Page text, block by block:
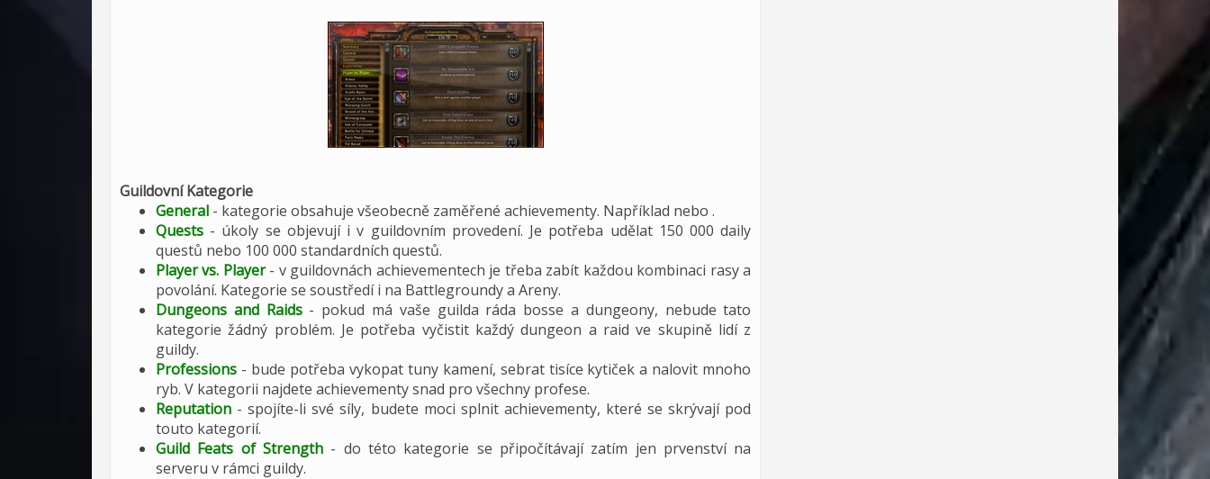
Guildovní Kategorie
General - kategorie obsahuje všeobecně zaměřené achievementy. Například nebo .
Quests - úkoly se objevují i v guildovním provedení. Je potřeba udělat 150 000 daily
questů nebo 100 000 standardních questů.
Player vs. Player- v guildovnách achievementech je třeba zabít každou kombinaci rasy a
povolání. Kategorie se soustředí i na Battlegroundy a Areny.
Dungeons and Raids- pokud má vaše guilda ráda bosse a dungeony, nebude tato
kategorie žádný problém. Je potřeba vyčistit každý dungeon a raid ve skupině lidí z
guildy.
Professions - bude potřeba vykopat tuny kamení, sebrat tisíce kytiček a nalovit mnoho
ryb. V kategorii najdete achievementy snad pro všechny profese.
Reputation - spojíte-li své síly, budete moci splnit achievementy, které se skrývají pod
touto kategorií.
Guild Feats of Strength - do této kategorie se připočítávají zatím jen prvenství na
serveru v rámci guildy.